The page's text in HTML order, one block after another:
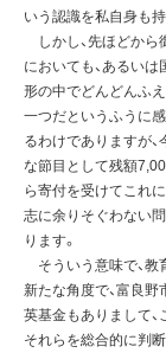
いう認識を私自身も
しかし、先ほどから
においても、あるい
形の中でどんどんふ
一つだというふうに感
るわけでありますが
な節目として残額
ら寄付を受けてこれ
志に余りそぐわない
ります。
そういう意味で、教
新たな角度で、富良
英基金もありまして
それらを総合的に判